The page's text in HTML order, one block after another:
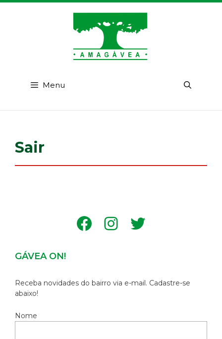
Pular
Menu
Sair
Facebook
Instagram
Twitter
GÁVEA ON!
Receba novidades do bairro via e-mail. Cadastre-se
abaixo!
Nome